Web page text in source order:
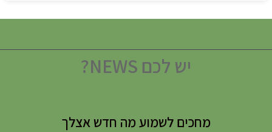
יש לכם NEWS?
מחכים לשמוע מה חדש אצלך